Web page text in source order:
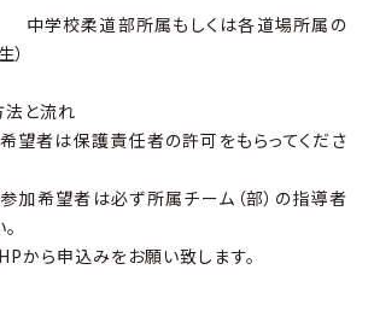
道部所属もしくは各道場所属の
流れ
保護責任者の許可をもらってくださ
者は必ず所属チーム（部）の指導者
込みをお願い致します。